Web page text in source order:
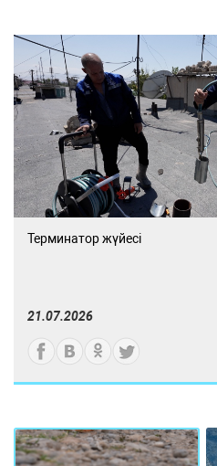
Терминатор жүйесі
21.07.2026